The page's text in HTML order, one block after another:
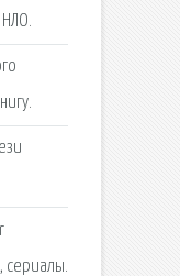
НЛО.
сериалы.